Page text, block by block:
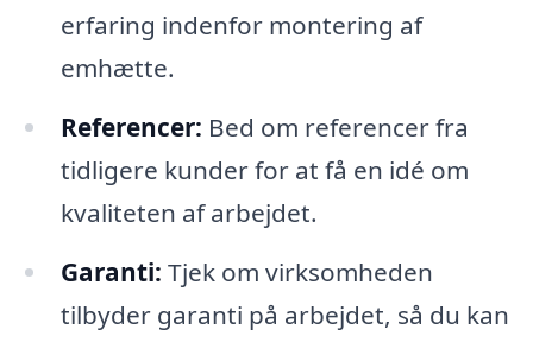
erfaring indenfor montering af
emhætte.
Referencer: Bed om referencer fra
tidligere kunder for at få en idé om
kvaliteten af arbejdet.
Garanti: Tjek om virksomheden
tilbyder garanti på arbejdet, så du kan